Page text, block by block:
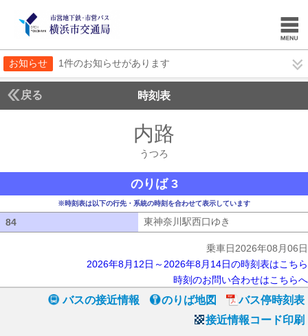
お知らせ 1件のお知らせがあります
戻る 時刻表
内路
うつろ
のりば 3
※時刻表は以下の行先・系統の時刻を合わせて表示しています
84 東神奈川駅西口ゆき
乗車日2026年08月06日
2026年8月12日～2026年8月14日の時刻表はこちら
時刻のお問い合わせはこちらへ
バスの接近情報 のりば地図
バス停時刻表
接近情報コード印刷